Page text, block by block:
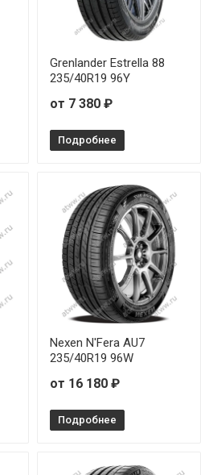
V107 275/40R18 103Y
V107 285/35R23 107Y
Grenlander Estrella 88
235/40R19 96Y
от 7 380 ₽
Подробнее
Nexen N'Fera AU7
235/40R19 96W
от 16 180 ₽
Подробнее